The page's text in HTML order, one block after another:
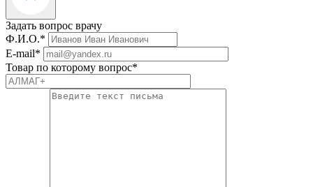
Задать вопрос врачу
Ф.И.О.*
E-mail*
Товар по которому вопрос*